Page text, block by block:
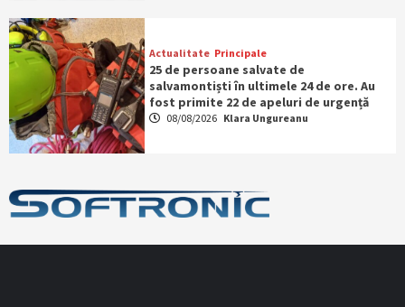
Actualitate Principale
25 de persoane salvate de
salvamontiști în ultimele 24 de ore. Au
fost primite 22 de apeluri de urgență
08/08/2026 Klara Ungureanu